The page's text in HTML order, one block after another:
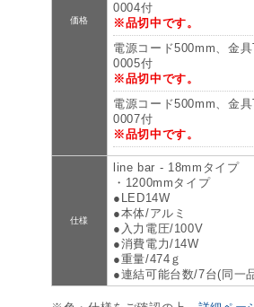
価格
0004付
※品切中です。
電源コード500mm、金
0005付
※品切中です。
電源コード500mm、金
0007付
※品切中です。
仕様
line bar - 18mmタイプ
・1200mmタイプ
●LED14W
●本体/アルミ
●入力電圧/100V
●消費電力/14W
●重量/474ｇ
●連結可能台数/7台(同一